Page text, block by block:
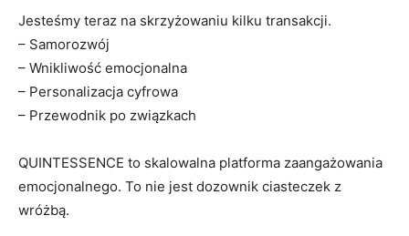
Jesteśmy teraz na skrzyżowaniu kilku transakcji.
– Samorozwój
– Wnikliwość emocjonalna
– Personalizacja cyfrowa
– Przewodnik po związkach
QUINTESSENCE to skalowalna platforma zaangażowania
emocjonalnego. To nie jest dozownik ciasteczek z
wróżbą.